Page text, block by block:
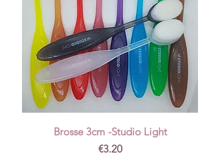
Brosse 3cm -Studio Light
Price
€3.20